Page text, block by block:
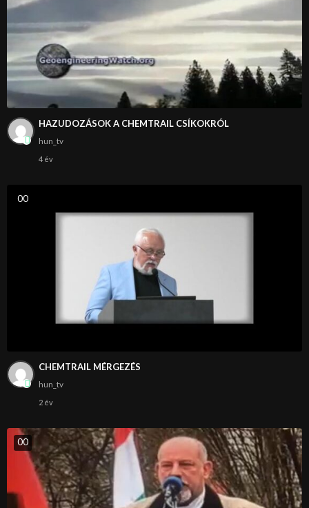
HAZUDOZÁSOK A CHEMTRAIL CSÍKOKRÓL
hun_tv
4 év
00
CHEMTRAIL MÉRGEZÉS
hun_tv
2 év
00